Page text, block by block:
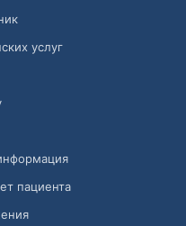
услуг
пациента